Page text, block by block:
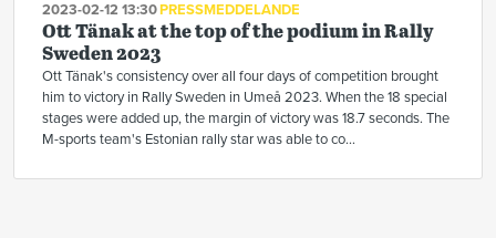
2023-02-12 13:30PRESSMEDDELANDE
Ott Tänak at the top of the podium in Rally
Sweden 2023
Ott Tänak's consistency over all four days of competition brought
him to victory in Rally Sweden in Umeå 2023. When the 18 special
stages were added up, the margin of victory was 18.7 seconds. The
M-sports team's Estonian rally star was able to co...